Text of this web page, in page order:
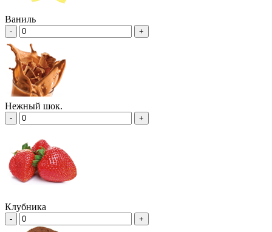
Ваниль
- +
Нежный шок.
- +
Клубника
- +